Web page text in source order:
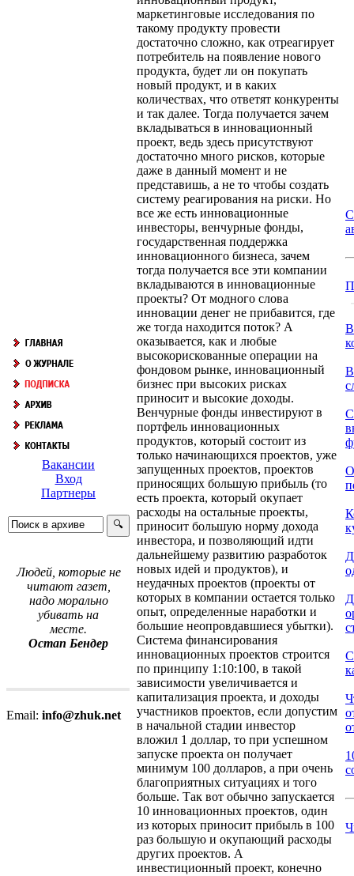
Вакансии
Вход
Партнеры
Людей, которые не
читают газет,
надо морально
убивать на
месте.
Остап Бендер
Email: info@zhuk.net
маркетинговые исследования по
такому продукту провести
достаточно сложно, как отреагирует
потребитель на появление нового
продукта, будет ли он покупать
новый продукт, и в каких
количествах, что ответят конкуренты
и так далее. Тогда получается зачем
вкладываться в инновационный
проект, ведь здесь присутствуют
достаточно много рисков, которые
даже в данный момент и не
представишь, а не то чтобы создать
систему реагирования на риски. Но
все же есть инновационные
инвесторы, венчурные фонды,
государственная поддержка
инновационного бизнеса, зачем
тогда получается все эти компании
вкладываются в инновационные
проекты? От модного слова
инновации денег не прибавится, где
же тогда находится поток? А
оказывается, как и любые
высокорискованные операции на
фондовом рынке, инновационный
бизнес при высоких рисках
приносит и высокие доходы.
Венчурные фонды инвестируют в
портфель инновационных
продуктов, который состоит из
только начинающихся проектов, уже
запущенных проектов, проектов
приносящих большую прибыль (то
есть проекта, который окупает
расходы на остальные проекты,
приносит большую норму дохода
инвестора, и позволяющий идти
дальнейшему развитию разработок
новых идей и продуктов), и
неудачных проектов (проекты от
которых в компании остается только
опыт, определенные наработки и
большие неопровдавшиеся убытки).
Система финансирования
инновационных проектов строится
по принципу 1:10:100, в такой
зависимости увеличивается и
капитализация проекта, и доходы
участников проектов, если допустим
в начальной стадии инвестор
вложил 1 доллар, то при успешном
запуске проекта он получает
минимум 100 долларов, а при очень
благоприятных ситуациях и того
больше. Так вот обычно запускается
10 инновационных проектов, один
из которых приносит прибыль в 100
раз большую и окупающий расходы
других проектов. А
инвестиционный проект, конечно
В